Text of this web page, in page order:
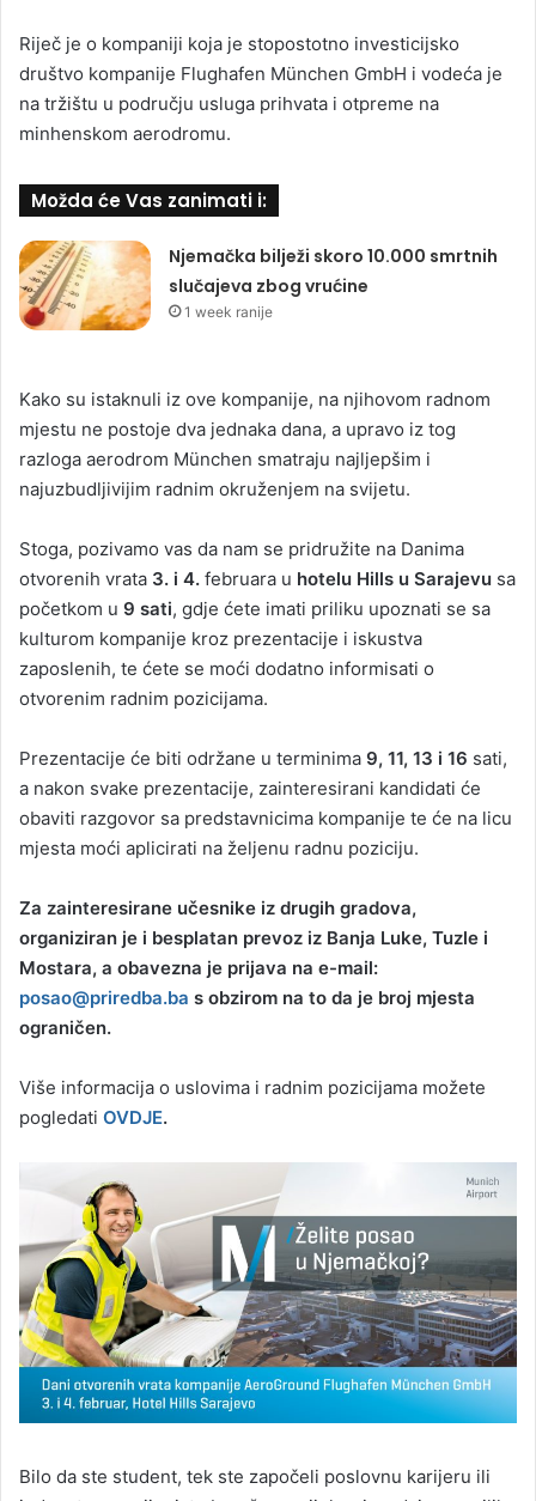
Riječ je o kompaniji koja je stopostotno investicijsko
društvo kompanije Flughafen München GmbH i vodeća je
na tržištu u području usluga prihvata i otpreme na
minhenskom aerodromu.
Možda će Vas zanimati i:
Njemačka bilježi skoro 10.000 smrtnih
slučajeva zbog vrućine
1 week ranije
Kako su istaknuli iz ove kompanije, na njihovom radnom
mjestu ne postoje dva jednaka dana, a upravo iz tog
razloga aerodrom München smatraju najljepšim i
najuzbudljivijim radnim okruženjem na svijetu.
Stoga, pozivamo vas da nam se pridružite na Danima
otvorenih vrata 3. i 4. februara u hotelu Hills u Sarajevu sa
početkom u 9 sati, gdje ćete imati priliku upoznati se sa
kulturom kompanije kroz prezentacije i iskustva
zaposlenih, te ćete se moći dodatno informisati o
otvorenim radnim pozicijama.
Prezentacije će biti održane u terminima 9, 11, 13 i 16 sati,
a nakon svake prezentacije, zainteresirani kandidati će
obaviti razgovor sa predstavnicima kompanije te će na licu
mjesta moći aplicirati na željenu radnu poziciju.
Za zainteresirane učesnike iz drugih gradova,
organiziran je i besplatan prevoz iz Banja Luke, Tuzle i
Mostara, a obavezna je prijava na e-mail:
posao@priredba.ba s obzirom na to da je broj mjesta
ograničen.
Više informacija o uslovima i radnim pozicijama možete
pogledati OVDJE.
Bilo da ste student, tek ste započeli poslovnu karijeru ili